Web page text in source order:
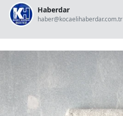
Haberdar
haber@kocaelihaberdar.com.tr